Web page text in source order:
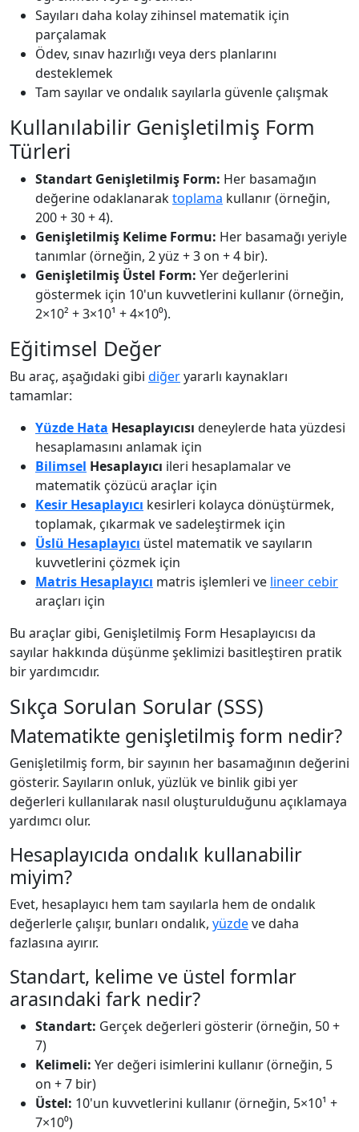
Sayıları daha kolay zihinsel matematik için
parçalamak
Ödev, sınav hazırlığı veya ders planlarını
desteklemek
Tam sayılar ve ondalık sayılarla güvenle çalışmak
Kullanılabilir Genişletilmiş Form
Türleri
Standart Genişletilmiş Form: Her basamağın
değerine odaklanaraktoplama kullanır (örneğin,
200 + 30 + 4).
Genişletilmiş Kelime Formu: Her basamağı yeriyle
tanımlar (örneğin, 2 yüz + 3 on + 4 bir).
Genişletilmiş Üstel Form: Yer değerlerini
göstermek için 10'un kuvvetlerini kullanır (örneğin,
2×10² + 3×10¹ + 4×10⁰).
Eğitimsel Değer
Bu araç, aşağıdaki gibi diğeryararlı kaynakları
tamamlar:
Yüzde Hata Hesaplayıcısı deneylerde hata yüzdesi
hesaplamasını anlamak için
Bilimsel Hesaplayıcı ileri hesaplamalar ve
matematik çözücü araçlar için
Kesir Hesaplayıcı kesirleri kolayca dönüştürmek,
toplamak, çıkarmak ve sadeleştirmek için
Üslü Hesaplayıcı üstel matematik ve sayıların
kuvvetlerini çözmek için
Matris Hesaplayıcı matris işlemleri ve lineer cebir
araçları için
Bu araçlar gibi, Genişletilmiş Form Hesaplayıcısı da
sayılar hakkında düşünme şeklimizi basitleştiren pratik
bir yardımcıdır.
Sıkça Sorulan Sorular (SSS)
Matematikte genişletilmiş form nedir?
Genişletilmiş form, bir sayının her basamağının değerini
gösterir. Sayıların onluk, yüzlük ve binlik gibi yer
değerleri kullanılarak nasıl oluşturulduğunu açıklamaya
yardımcı olur.
Hesaplayıcıda ondalık kullanabilir
miyim?
Evet, hesaplayıcı hem tam sayılarla hem de ondalık
değerlerle çalışır, bunları ondalık, yüzdeve daha
fazlasına ayırır.
Standart, kelime ve üstel formlar
arasındaki fark nedir?
Standart: Gerçek değerleri gösterir (örneğin, 50 +
7)
Kelimeli: Yer değeri isimlerini kullanır (örneğin, 5
on + 7 bir)
Üstel: 10'un kuvvetlerini kullanır (örneğin, 5×10¹ +
7×10⁰)